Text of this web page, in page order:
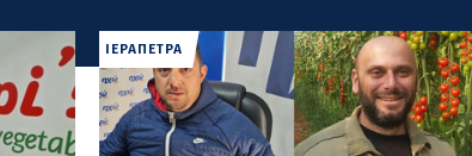
ΙΕΡΑΠΕΤΡΑ